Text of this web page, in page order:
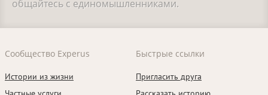
общайтесь с единомышленниками.
Сообщество Experus
Истории из жизни
Быстрые ссылки
Пригласить друга